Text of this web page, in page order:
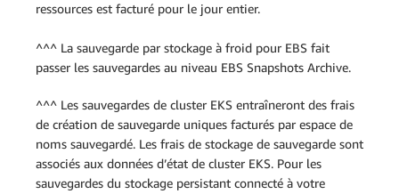
ressources est facturé pour le jour entier.
^^^ La sauvegarde par stockage à froid pour EBS fait
passer les sauvegardes au niveau EBS Snapshots Archive.
^^^ Les sauvegardes de cluster EKS entraîneront des frais
de création de sauvegarde uniques facturés par espace de
noms sauvegardé. Les frais de stockage de sauvegarde sont
associés aux données d’état de cluster EKS. Pour les
sauvegardes du stockage persistant connecté à votre